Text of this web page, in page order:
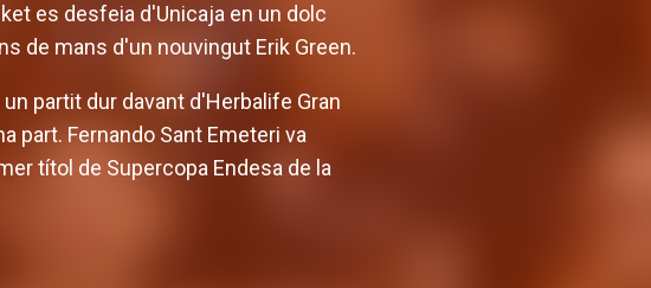
es desfeia d'Unicaja en un dolc
de mans d'un nouvingut Erik Green.
partit dur davant d'Herbalife Gran
part. Fernando Sant Emeteri va
títol de Supercopa Endesa de la